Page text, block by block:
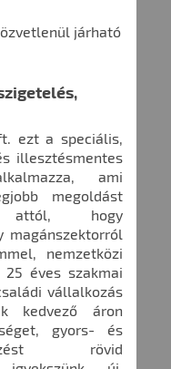
járható
ezt a speciális,
illesztésmentes
ami
megoldást
attól, hogy
magánszektorról
nemzetközi
éves szakmai
vállalkozás
kedvező áron
gyors- és
rövid